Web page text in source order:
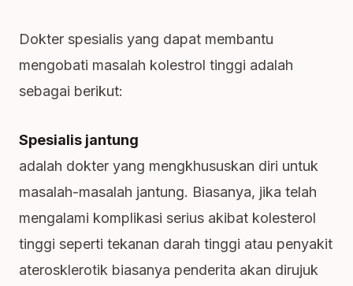
Dokter spesialis yang dapat membantu
mengobati masalah kolestrol tinggi adalah
sebagai berikut:
Spesialis jantung
adalah dokter yang mengkhususkan diri untuk
masalah-masalah jantung. Biasanya, jika telah
mengalami komplikasi serius akibat kolesterol
tinggi seperti tekanan darah tinggi atau penyakit
aterosklerotik biasanya penderita akan dirujuk